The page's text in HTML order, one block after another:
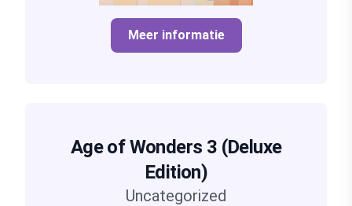
Meer informatie
Age of Wonders 3 (Deluxe
Edition)
Uncategorized